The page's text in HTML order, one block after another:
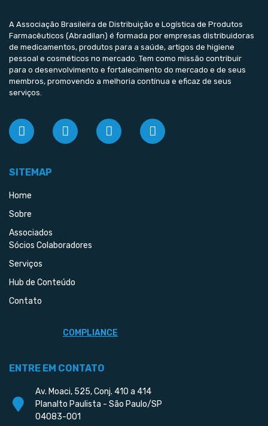
A Associação Brasileira de Distribuição e Logística de Produtos
Farmacêuticos (Abradilan) é formada por empresas distribuidoras
de medicamentos, produtos para a saúde, artigos de higiene
pessoal e cosméticos no mercado. Tem como missão contribuir
para o desenvolvimento e fortalecimento do mercado e de seus
membros, promovendo a melhoria contínua e eficaz de seus
serviços.
SITEMAP
Home
Sobre
Associados
Sócios Colaboradores
Serviços
Hub de Conteúdo
Contato
COMPLIANCE
ENTRE EM CONTATO
Av. Moaci, 525, Conj. 410 a 414
Planalto Paulista - São Paulo/SP
04083-001